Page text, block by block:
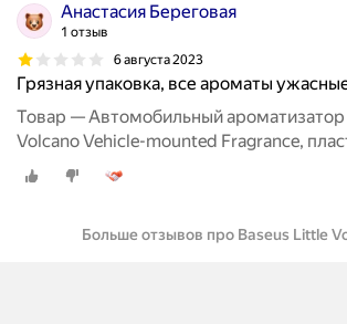
Анастасия Береговая
1 отзыв
6 августа 2023
Грязная упаковка, все ароматы
Товар — Автомобильный ароматизатор
Volcano Vehicle-mounted Fragrance,
цвет серебряный
Больше отзывов про Baseus Little